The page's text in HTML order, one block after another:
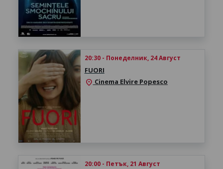
20:30 - Понеделник, 24 Август
FUORI
location_on Cinema Elvire Popesco
20:00 - Петък, 21 Август